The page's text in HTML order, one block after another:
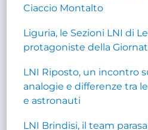
Ciaccio Montalto
Liguria, le Sezioni LNI di
protagoniste della
LNI Riposto, un incontro
analogie e differenze tra
e astronauti
LNI Brindisi, il team